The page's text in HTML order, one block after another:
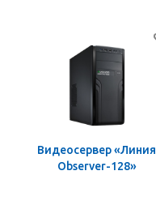
Видеосервер «Линия
Observer-128»